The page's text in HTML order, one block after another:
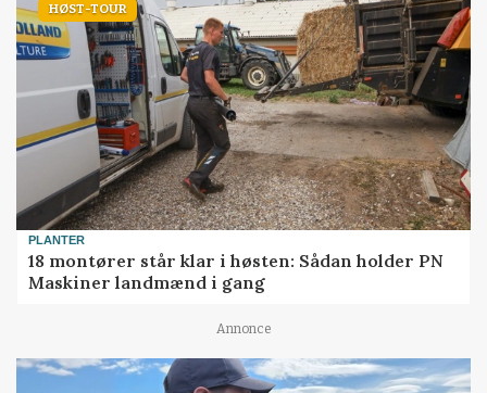
HØST-TOUR
PLANTER
18 montører står klar i høsten: Sådan holder PN
Maskiner landmænd i gang
Annonce